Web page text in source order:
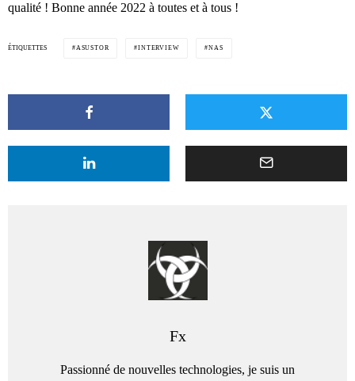
qualité ! Bonne année 2022 à toutes et à tous !
ÉTIQUETTES ASUSTOR INTERVIEW NAS
Fx
Passionné de nouvelles technologies, je suis un